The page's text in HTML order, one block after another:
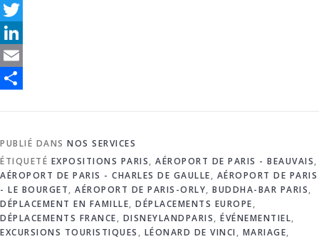
Facebook
Twitter
LinkedIn
Email
PUBLIÉ DANS NOS SERVICES
ÉTIQUETÉ EXPOSITIONS PARIS, AÉROPORT DE PARIS - BEAUVAIS,
AÉROPORT DE PARIS - CHARLES DE GAULLE, AÉROPORT DE PARIS
- LE BOURGET, AÉROPORT DE PARIS-ORLY, BUDDHA-BAR PARIS,
DÉPLACEMENT EN FAMILLE, DÉPLACEMENTS EUROPE,
DÉPLACEMENTS FRANCE, DISNEYLANDPARIS, ÉVÉNEMENTIEL,
EXCURSIONS TOURISTIQUES , LÉONARD DE VINCI, MARIAGE,